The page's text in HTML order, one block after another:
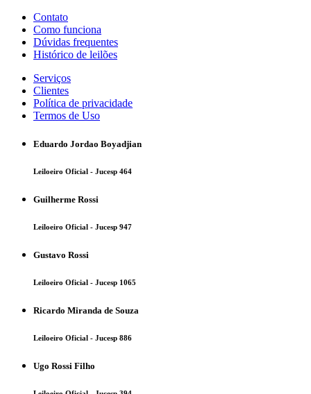
Contato
Como funciona
Dúvidas frequentes
Histórico de leilões
Serviços
Clientes
Política de privacidade
Termos de Uso
Eduardo Jordao Boyadjian
Leiloeiro Oficial - Jucesp 464
Guilherme Rossi
Leiloeiro Oficial - Jucesp 947
Gustavo Rossi
Leiloeiro Oficial - Jucesp 1065
Ricardo Miranda de Souza
Leiloeiro Oficial - Jucesp 886
Ugo Rossi Filho